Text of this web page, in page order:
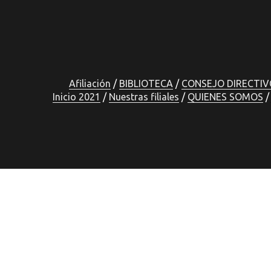
Afiliación BIBLIOTECA CONSEJO
Inicio 2021
Nuestras filiales QUIENES SOMOS